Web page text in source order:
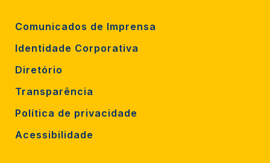
Comunicados de Imprensa
Identidade Corporativa
Diretório
Transparência
Política de privacidade
Acessibilidade